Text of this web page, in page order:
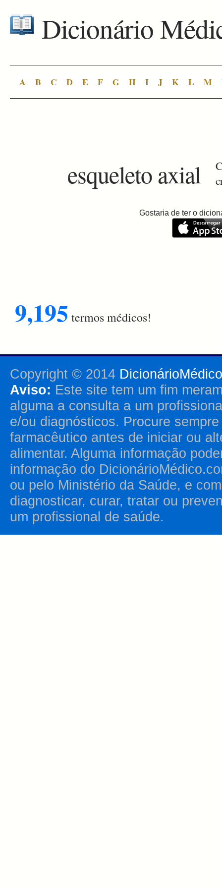
Dicionário
A B C D E F G H I J K L M
esqueleto axial
Gostaria de ter o
9,195 termos médicos!
Copyright © 2014
Aviso: Este site tem um fim
alguma a consulta a um
e/ou diagnósticos. Procure
farmacêutico antes de iniciar ou
alimentar. Alguma informação
informação do
ou pelo Ministério da Saúde, e
diagnosticar, curar, tratar ou
um profissional de saúde.